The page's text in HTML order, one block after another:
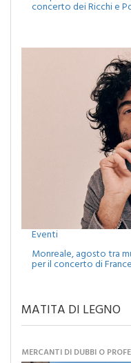
Monreale, agosto tra
per il concerto di